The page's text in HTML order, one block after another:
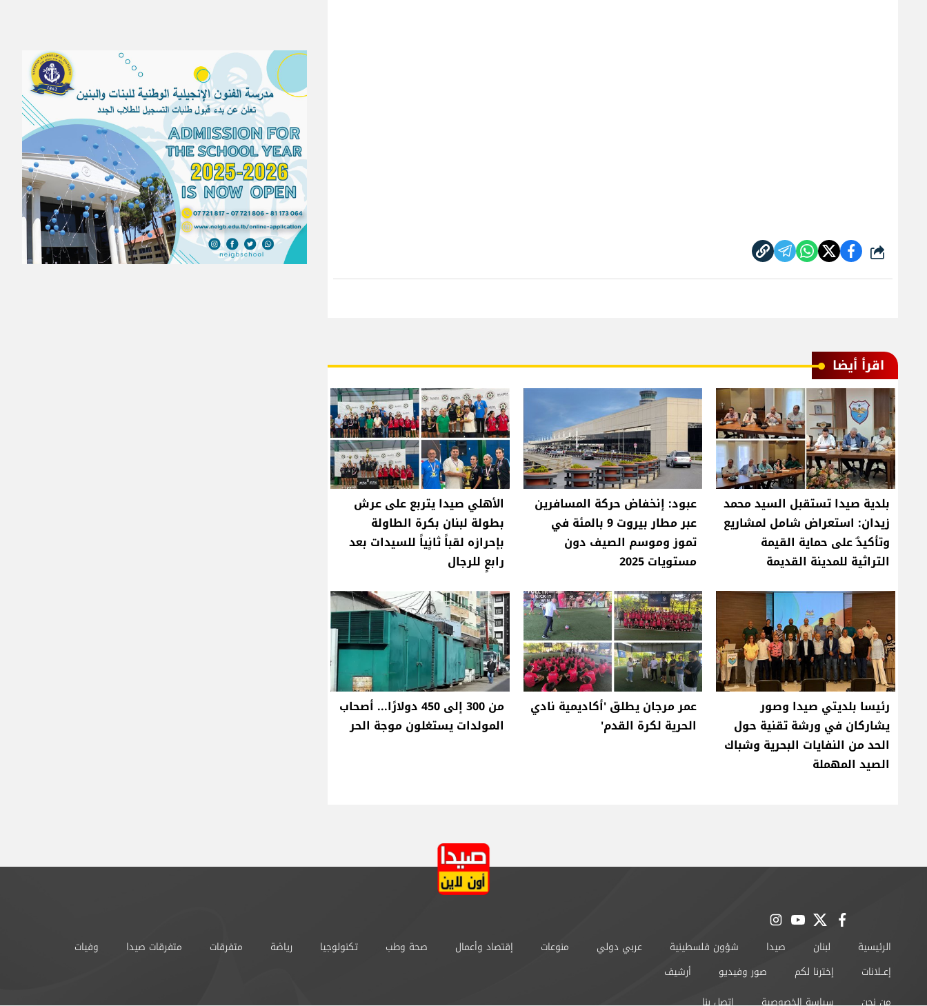
شارك
اقرأ أيضا
بلدية صيدا تستقبل السيد محمد
زيدان: استعراض شامل لمشاريع
وتأكيدٌ على حماية القيمة
التراثية للمدينة القديمة
عبود: إنخفاض حركة المسافرين
عبر مطار بيروت 9 بالمئة في
تموز وموسم الصيف دون
مستويات 2025
الأهلي صيدا يتربع على عرش
بطولة لبنان بكرة الطاولة
بإحرازه لقباً ثانٍياً للسيدات بعد
رابعٍ للرجال
رئيسا بلديتي صيدا وصور
يشاركان في ورشة تقنية حول
الحد من النفايات البحرية وشباك
الصيد المهملة
عمر مرجان يطلق 'أكاديمية نادي
الحرية لكرة القدم'
من 300 إلى 450 دولارًا... أصحاب
المولدات يستغلون موجة الحر
facebook
twitter
youtube
instagram
الرئيسية لبنان صيدا شؤون فلسطينية عربي دولي منوعات إقتصاد وأعمال صحة وطب تكنولوجيا رياضة متفرقات متفرقات صيدا
وفيات
إعــلانات
إخترنا لكم صور وفيديو
أرشيف
من نحن
سياسة الخصوصية اتصل بنا